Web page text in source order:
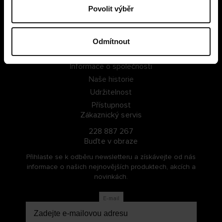
Povolit výběr
Odmítnout
PŘIHLÁSIT SE
Informace o společnosti
Naše historie
Udržitelnost
Přístupnost
Zákaznický servis
228 887 267
Buďte v obraze
Přihlaste se k odběru newsletteru a získávejte od nás
informace o našich nejnovějších produktech, akcích a
novinkách.
E-mail